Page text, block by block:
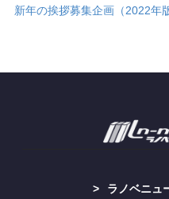
新年の挨拶募集企画（2022年
ラノベニュ